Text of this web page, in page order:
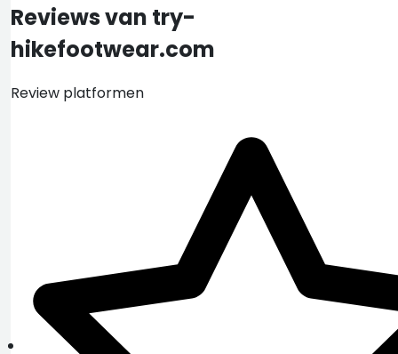
Reviews van try-
hikefootwear.com
Review platformen